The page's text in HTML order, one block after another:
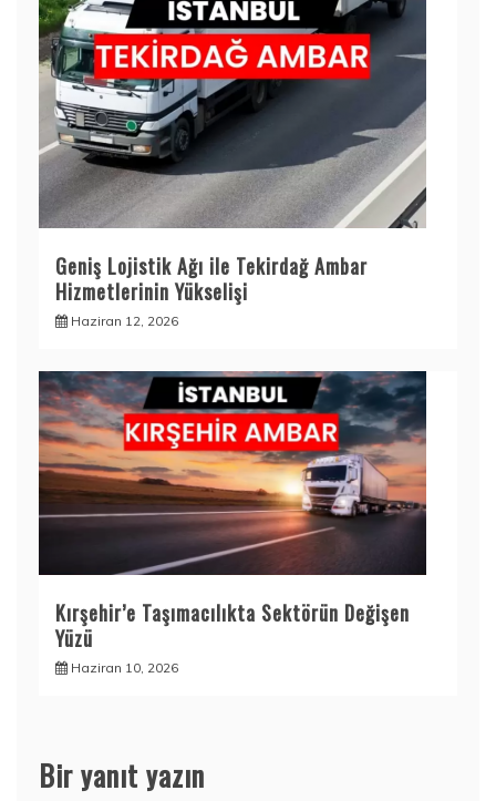
Geniş Lojistik Ağı ile Tekirdağ Ambar
Hizmetlerinin Yükselişi
Haziran 12, 2026
Kırşehir’e Taşımacılıkta Sektörün Değişen
Yüzü
Haziran 10, 2026
Bir yanıt yazın